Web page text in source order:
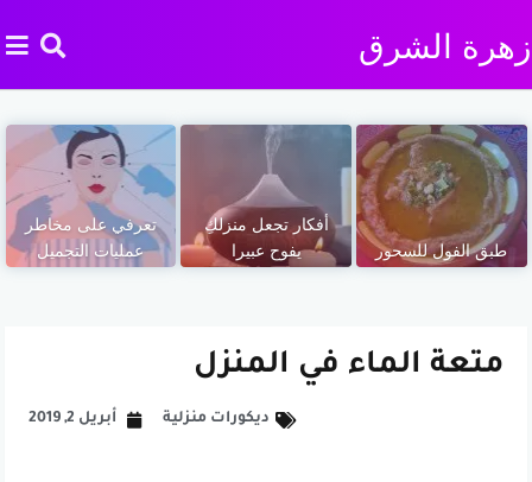
زهرة الشرق
طبق الفول للسحور
أفكار تجعل منزلكِ
يفوح عبيرا
تعرفي على مخاطر
عمليات التجميل
متعة الماء في المنزل
ديكورات منزلية أبريل 2, 2019